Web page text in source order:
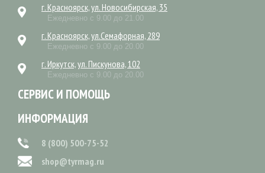
г. Красноярск, ул. Новосибирская, 35
Ежедневно с 9.00 до 21.00
г. Красноярск, ул.Семафорная, 289
Ежедневно с 9.00 до 20.00
г. Иркутск, ул. Пискунова, 102
Ежедневно с 9.00 до 20.00
СЕРВИС И ПОМОЩЬ
ИНФОРМАЦИЯ
8 (800) 500-75-52
shop@tyrmag.ru